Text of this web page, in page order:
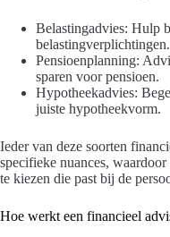
Belastingadvies: Hulp
belastingverplichtingen.
Pensioenplanning:
sparen voor pensioen.
Hypotheekadvies:
juiste hypotheekvorm.
Ieder van deze soorten
specifieke nuances,
te kiezen die past bij de
Hoe werkt een financieel